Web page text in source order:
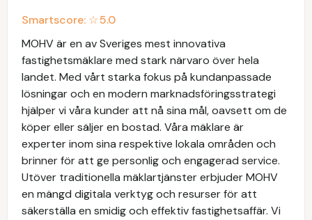
Smartscore: ☆5.0
MOHV är en av Sveriges mest innovativa
fastighetsmäklare med stark närvaro över hela
landet. Med vårt starka fokus på kundanpassade
lösningar och en modern marknadsföringsstrategi
hjälper vi våra kunder att nå sina mål, oavsett om de
köper eller säljer en bostad. Våra mäklare är
experter inom sina respektive lokala områden och
brinner för att ge personlig och engagerad service.
Utöver traditionella mäklartjänster erbjuder MOHV
en mängd digitala verktyg och resurser för att
säkerställa en smidig och effektiv fastighetsaffär. Vi